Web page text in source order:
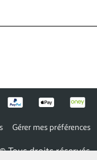
Gérer mes préférences
Tous droits réservés